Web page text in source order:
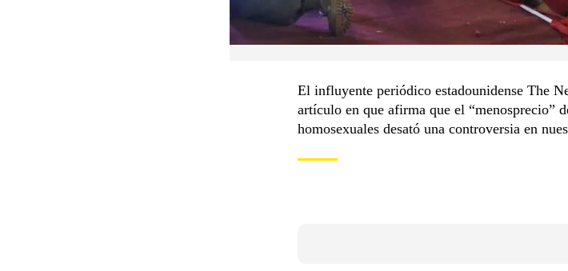
El influyente periódico estadounidense The
artículo en que afirma que el “menosprecio”
homosexuales desató una controversia en